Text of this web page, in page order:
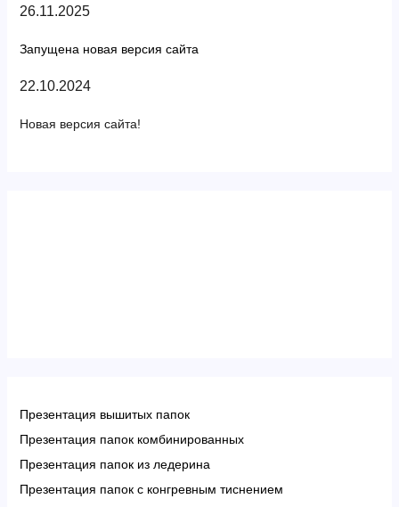
26.11.2025
Запущена новая версия сайта
22.10.2024
Новая версия сайта!
Презентация вышитых папок
Презентация папок комбинированных
Презентация папок из ледерина
Презентация папок с конгревным тиснением